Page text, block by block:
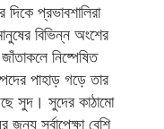
প্রভাবশালিরা
বিভিন্ন অংশের
জাঁতাকলে নিষ্পেষিত
পাহাড় গড়ে তার
সুদ। সুদের কাঠামো
সর্বাপেক্ষা বেশি